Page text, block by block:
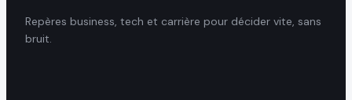
Repères business, tech et carrière pour décider vite, sans
bruit.